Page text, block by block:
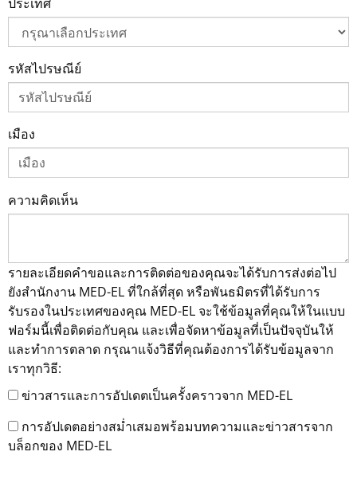
รหัสไปรษณีย์
เมือง
ความคิดเห็น
รายละเอียดคำขอและการติดต่อของคุณจะได้รับการส่งต่อไป
ยังสำนักงาน MED-EL ที่ใกล้ที่สุด หรือพันธมิตรที่ได้รับการ
รับรองในประเทศของคุณ MED-EL จะใช้ข้อมูลที่คุณให้ในแบบ
ฟอร์มนี้เพื่อติดต่อกับคุณ และเพื่อจัดหาข้อมูลที่เป็นปัจจุบันให้
และทำการตลาด กรุณาแจ้งวิธีที่คุณต้องการได้รับข้อมูลจาก
เราทุกวิธี:
ข่าวสารและการอัปเดตเป็นครั้งคราวจาก MED-EL
การอัปเดตอย่างสม่ำเสมอพร้อมบทความและข่าวสารจาก
บล็อกของ MED-EL